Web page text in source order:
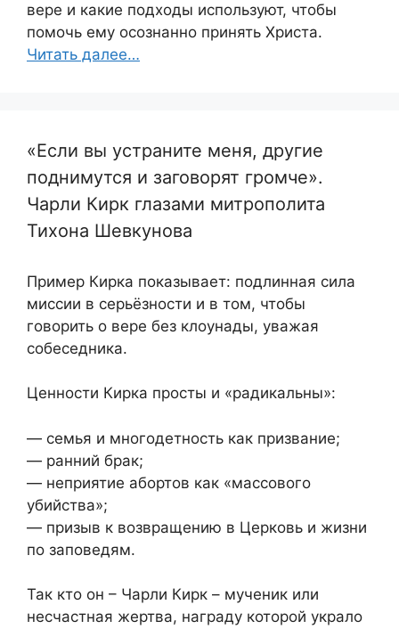
вере и какие подходы используют, чтобы
помочь ему осознанно принять Христа.
Читать далее…
«Если вы устраните меня, другие
поднимутся и заговорят громче».
Чарли Кирк глазами митрополита
Тихона Шевкунова
Пример Кирка показывает: подлинная сила
миссии в серьёзности и в том, чтобы
говорить о вере без клоунады, уважая
собеседника.
Ценности Кирка просты и «радикальны»:
— семья и многодетность как призвание;
— ранний брак;
— неприятие абортов как «массового
убийства»;
— призыв к возвращению в Церковь и жизни
по заповедям.
Так кто он – Чарли Кирк – мученик или
несчастная жертва, награду которой украло